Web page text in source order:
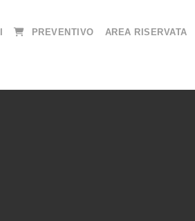
PREVENTIVO AREA RISERVATA